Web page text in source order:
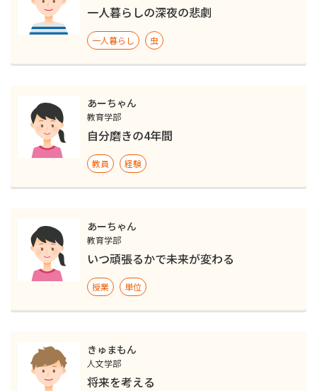
一人暮らしの深夜の悲劇
一人暮らし 虫
あーちゃん
教育学部
自分磨きの4年間
教員 経験
あーちゃん
教育学部
いつ頑張るかで未来が変わる
授業 単位
きゅまもん
人文学部
将来を考える